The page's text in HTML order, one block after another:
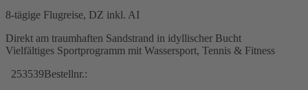
8-tägige Flugreise, DZ inkl. AI
Direkt am traumhaften Sandstrand in idyllischer Bucht
Vielfältiges Sportprogramm mit Wassersport, Tennis & Fitness
253539Bestellnr.: